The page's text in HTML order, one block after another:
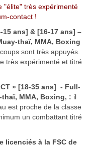
"élite" très expérimenté
contact !
15 ans] & [16-17 ans] –
thaï, MMA, Boxing
sont très appuyés.
très expérimenté et titré
» [18-35 ans] - Full-
MMA, Boxing, : il
est proche de la classe
un combattant titré
licenciés à la FSC de